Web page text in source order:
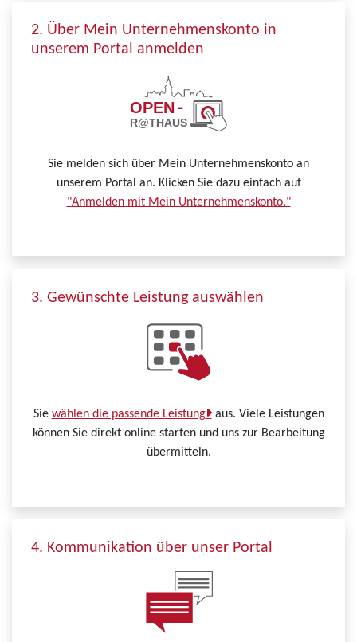
2. Über Mein Unternehmenskonto in
unserem Portal anmelden
Sie melden sich über Mein Unternehmenskonto an
unserem Portal an. Klicken Sie dazu einfach auf
"Anmelden mit Mein Unternehmenskonto."
3. Gewünschte Leistung auswählen
Sie wählen die passende Leistung aus. Viele Leistungen
können Sie direkt online starten und uns zur Bearbeitung
übermitteln.
4. Kommunikation über unser Portal